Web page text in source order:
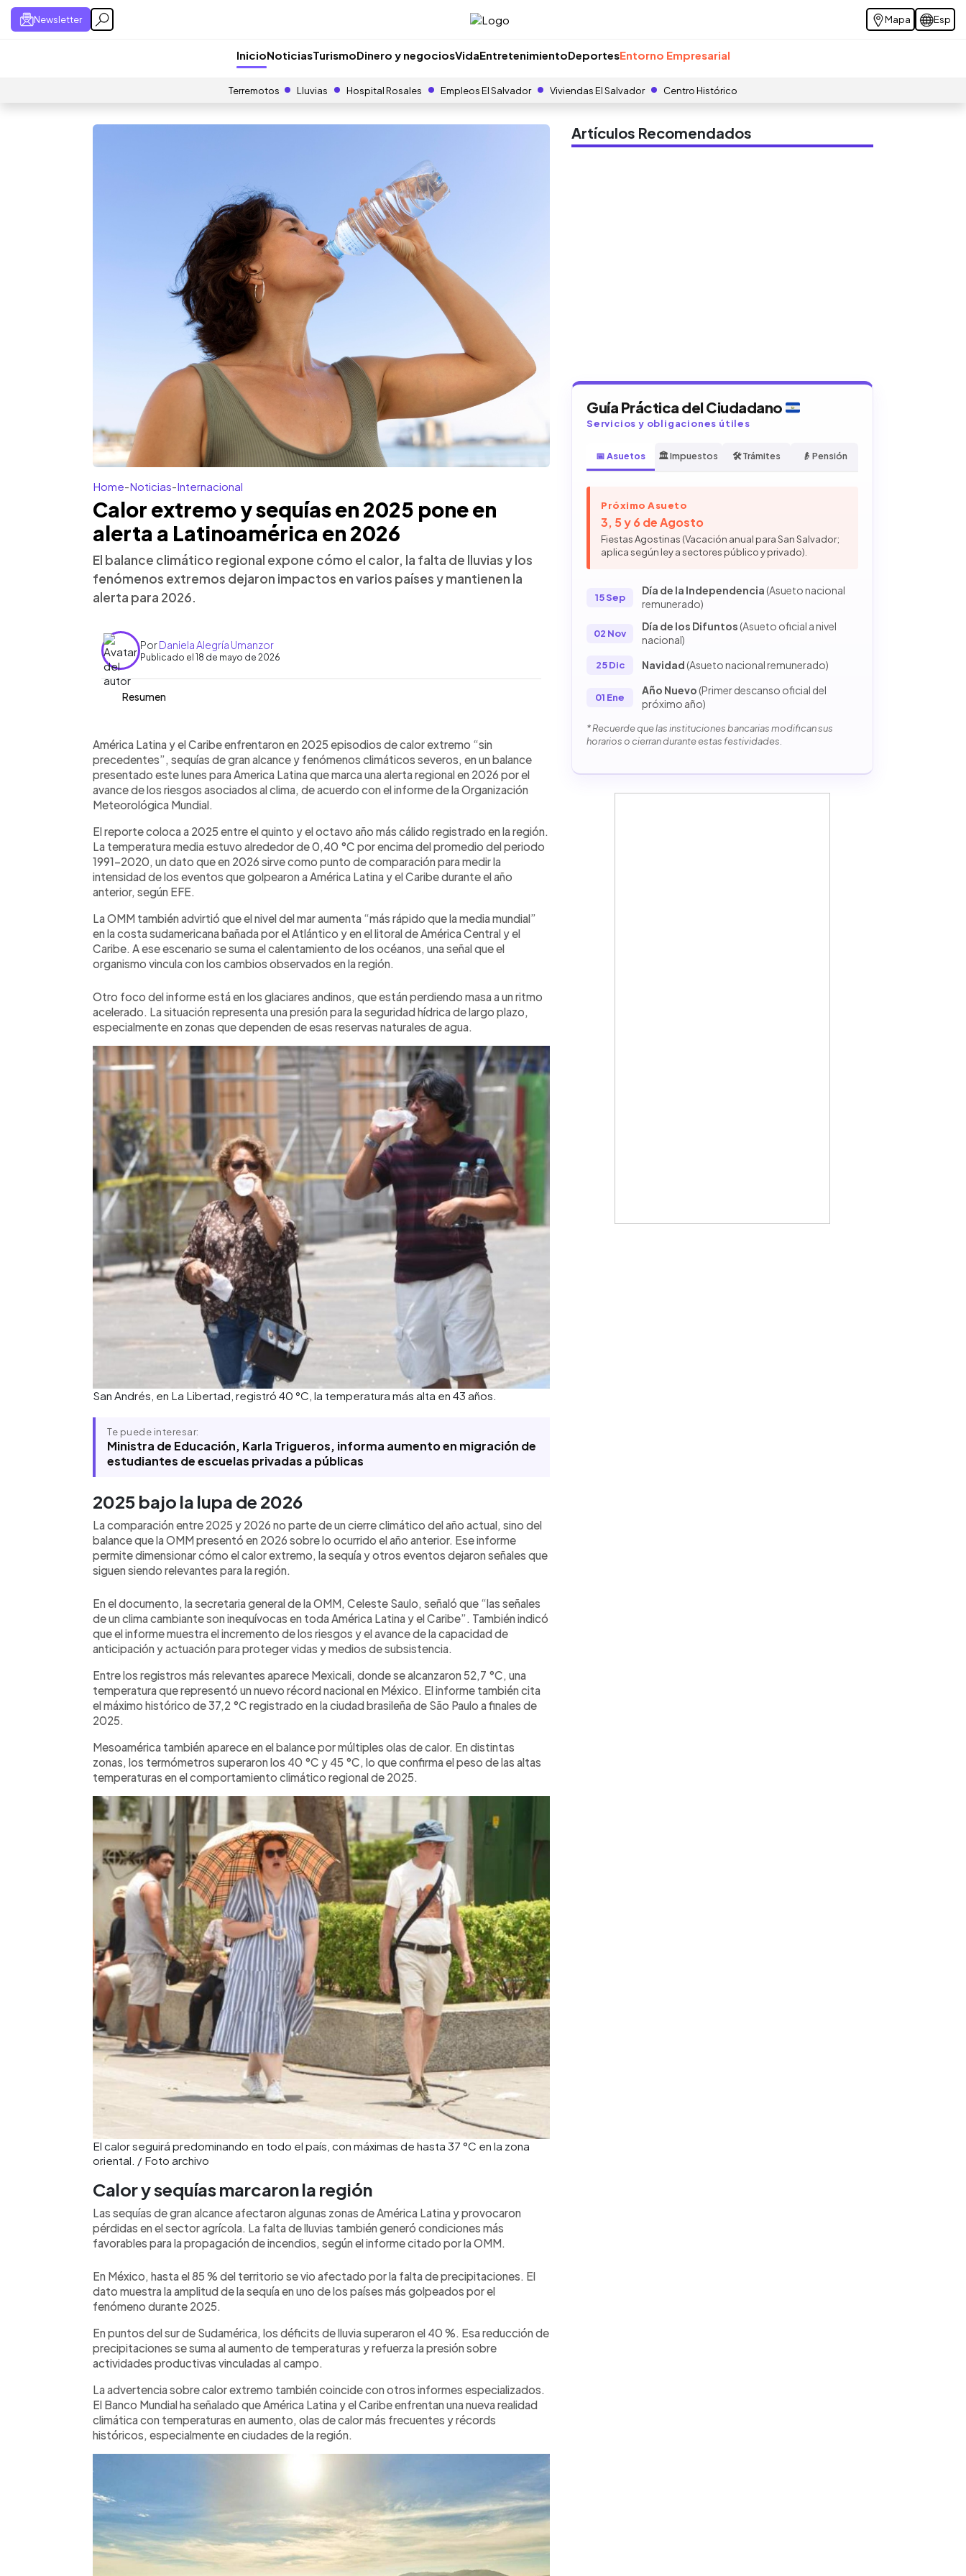
Newsletter Mapa Esp
InicioNoticiasTurismoDinero y negociosVidaEntretenimientoDeportesEntorno Empresarial
Terremotos Lluvias Hospital Rosales Empleos El Salvador Viviendas El Salvador Centro Histórico
Home-Noticias-Internacional
Calor extremo y sequías en 2025 pone en
alerta a Latinoamérica en 2026
El balance climático regional expone cómo el calor, la falta de lluvias y los
fenómenos extremos dejaron impactos en varios países y mantienen la
alerta para 2026.
PorDaniela Alegría Umanzor
Publicado el 18 de mayo de 2026
Resumen
► Escuchar artículo
América Latina y el Caribe enfrentaron en 2025 un año marcado por calor
extremo, sequías de gran alcance, lluvias intensas, inundaciones y ciclones,
según el informe de la Organización Meteorológica Mundial divulgado en
2026. El reporte advierte que la región registró temperaturas por encima
del promedio, pérdida acelerada de glaciares andinos, aumento del nivel
Melissa en Jamaica.
América Latina y el Caribe enfrentaron en 2025 episodios de calor extremo “sin
precedentes”, sequías de gran alcance y fenómenos climáticos severos, en un balance
presentado este lunes para America Latina que marca una alerta regional en 2026 por el
avance de los riesgos asociados al clima, de acuerdo con el informe de la Organización
Meteorológica Mundial.
El reporte coloca a 2025 entre el quinto y el octavo año más cálido registrado en la región.
La temperatura media estuvo alrededor de 0,40 °C por encima del promedio del periodo
1991-2020, un dato que en 2026 sirve como punto de comparación para medir la
intensidad de los eventos que golpearon a América Latina y el Caribe durante el año
anterior, según EFE.
La OMM también advirtió que el nivel del mar aumenta “más rápido que la media mundial”
en la costa sudamericana bañada por el Atlántico y en el litoral de América Central y el
Caribe. A ese escenario se suma el calentamiento de los océanos, una señal que el
organismo vincula con los cambios observados en la región.
Otro foco del informe está en los glaciares andinos, que están perdiendo masa a un ritmo
acelerado. La situación representa una presión para la seguridad hídrica de largo plazo,
especialmente en zonas que dependen de esas reservas naturales de agua.
San Andrés, en La Libertad, registró 40 °C, la temperatura más alta en 43 años.
Te puede interesar:
Ministra de Educación, Karla Trigueros, informa aumento en migración de
estudiantes de escuelas privadas a públicas
2025 bajo la lupa de 2026
La comparación entre 2025 y 2026 no parte de un cierre climático del año actual, sino del
balance que la OMM presentó en 2026 sobre lo ocurrido el año anterior. Ese informe
permite dimensionar cómo el calor extremo, la sequía y otros eventos dejaron señales que
siguen siendo relevantes para la región.
En el documento, la secretaria general de la OMM, Celeste Saulo, señaló que “las señales
de un clima cambiante son inequívocas en toda América Latina y el Caribe”. También indicó
que el informe muestra el incremento de los riesgos y el avance de la capacidad de
anticipación y actuación para proteger vidas y medios de subsistencia.
Entre los registros más relevantes aparece Mexicali, donde se alcanzaron 52,7 °C, una
temperatura que representó un nuevo récord nacional en México. El informe también cita
el máximo histórico de 37,2 °C registrado en la ciudad brasileña de São Paulo a finales de
2025.
Mesoamérica también aparece en el balance por múltiples olas de calor. En distintas
zonas, los termómetros superaron los 40 °C y 45 °C, lo que confirma el peso de las altas
temperaturas en el comportamiento climático regional de 2025.
El calor seguirá predominando en todo el país, con máximas de hasta 37 °C en la zona
oriental. / Foto archivo
Calor y sequías marcaron la región
Las sequías de gran alcance afectaron algunas zonas de América Latina y provocaron
pérdidas en el sector agrícola. La falta de lluvias también generó condiciones más
favorables para la propagación de incendios, según el informe citado por la OMM.
En México, hasta el 85 % del territorio se vio afectado por la falta de precipitaciones. El
dato muestra la amplitud de la sequía en uno de los países más golpeados por el
fenómeno durante 2025.
En puntos del sur de Sudamérica, los déficits de lluvia superaron el 40 %. Esa reducción de
precipitaciones se suma al aumento de temperaturas y refuerza la presión sobre
actividades productivas vinculadas al campo.
La advertencia sobre calor extremo también coincide con otros informes especializados.
El Banco Mundial ha señalado que América Latina y el Caribe enfrentan una nueva realidad
climática con temperaturas en aumento, olas de calor más frecuentes y récords
históricos, especialmente en ciudades de la región.
Artículos Recomendados
Guía Práctica del Ciudadano
Servicios y obligaciones útiles
📅 Asuetos 🏛️ Impuestos 🛠️ Trámites 👴 Pensión
Próximo Asueto
3, 5 y 6 de Agosto
Fiestas Agostinas (Vacación anual para San Salvador;
aplica según ley a sectores público y privado).
15 Sep
Día de la Independencia(Asueto nacional
remunerado)
02 Nov
Día de los Difuntos(Asueto oficial a nivel
nacional)
25 Dic Navidad(Asueto nacional remunerado)
01 Ene
Año Nuevo(Primer descanso oficial del
próximo año)
* Recuerde que las instituciones bancarias modifican sus
horarios o cierran durante estas festividades.